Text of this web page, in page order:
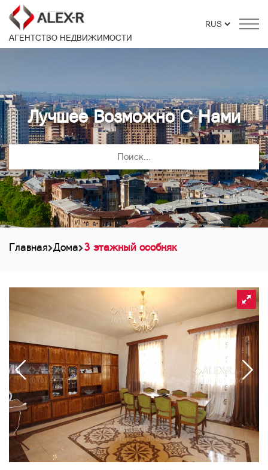
АГЕНТСТВО НЕДВИЖИМОСТИ
Лучшее Возможно С Нами
Главная Дома 3 этажный особняк